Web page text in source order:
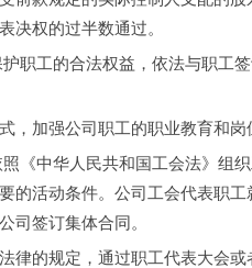
决权的过半数通过。
工的合法权益，依法与职工签
加强公司职工的职业教育和岗
中华人民共和国工会法》组织
的活动条件。公司工会代表职
司签订集体合同。
的规定，通过职工代表大会或